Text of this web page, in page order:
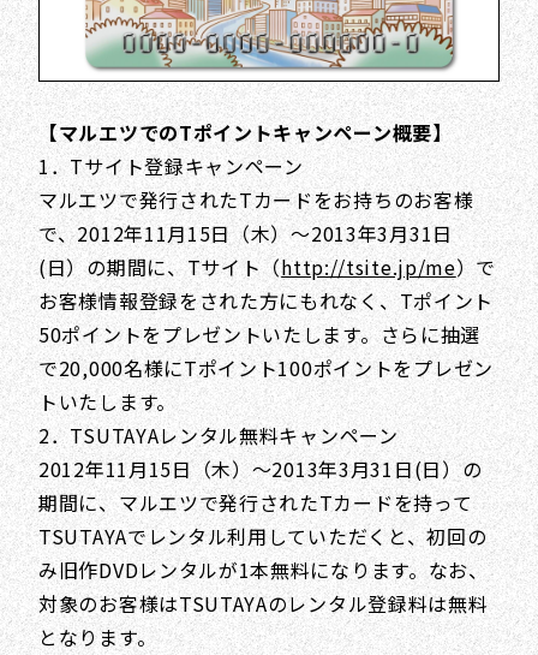
【マルエツでのTポイントキャンペーン概要】
1．Tサイト登録キャンペーン
マルエツで発行されたTカードをお持ちのお客様
で、2012年11月15日（木）～2013年3月31日
(日）の期間に、Tサイト（http://tsite.jp/me）で
お客様情報登録をされた方にもれなく、Tポイント
50ポイントをプレゼントいたします。さらに抽選
で20,000名様にTポイント100ポイントをプレゼン
トいたします。
2．TSUTAYAレンタル無料キャンペーン
2012年11月15日（木）～2013年3月31日(日）の
期間に、マルエツで発行されたTカードを持って
TSUTAYAでレンタル利用していただくと、初回の
み旧作DVDレンタルが1本無料になります。なお、
対象のお客様はTSUTAYAのレンタル登録料は無料
となります。